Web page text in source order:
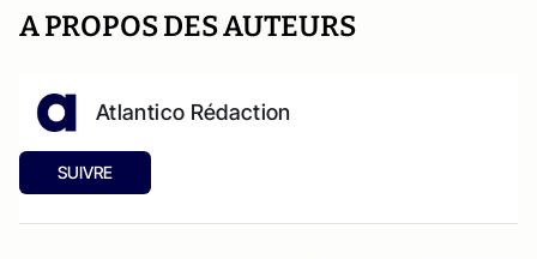
A PROPOS DES AUTEURS
Atlantico Rédaction
SUIVRE